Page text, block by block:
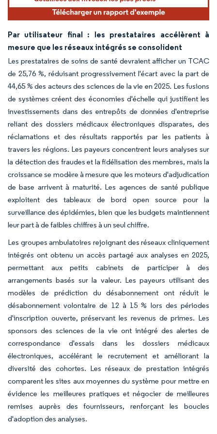
Par utilisateur final : les prestataires accélèrent à
mesure que les réseaux intégrés se consolident
Les prestataires de soins de santé devraient afficher un TCAC
de 25,76 %, réduisant progressivement l'écart avec la part de
44,65 % des acteurs des sciences de la vie en 2025. Les fusions
de systèmes créent des économies d'échelle qui justifient les
investissements dans des entrepôts de données d'entreprise
reliant des dossiers médicaux électroniques disparates, des
réclamations et des résultats rapportés par les patients à
travers les régions. Les payeurs concentrent leurs analyses sur
la détection des fraudes et la fidélisation des membres, mais la
croissance se modère à mesure que les moteurs d'adjudication
de base arrivent à maturité. Les agences de santé publique
exploitent des tableaux de bord open source pour la
surveillance des épidémies, bien que les budgets maintiennent
leur part à de faibles chiffres à un seul chiffre.
Les groupes ambulatoires rejoignant des réseaux cliniquement
intégrés ont obtenu un accès partagé aux analyses en 2025,
permettant aux petits cabinets de participer à des
arrangements basés sur la valeur. Les payeurs utilisant des
modèles de prédiction du désabonnement ont réduit le
désabonnement volontaire de 12 à 15 % lors des périodes
d'inscription ouverte, préservant les revenus de primes. Les
sponsors des sciences de la vie ont intégré des alertes de
correspondance d'essais dans les dossiers médicaux
électroniques, accélérant le recrutement et améliorant la
diversité des cohortes. Les réseaux de prestation intégrés
comparent les sites aux moyennes du système pour mettre en
évidence les meilleures pratiques et négocier de meilleures
remises auprès des fournisseurs, renforçant les boucles
d'adoption des analyses.